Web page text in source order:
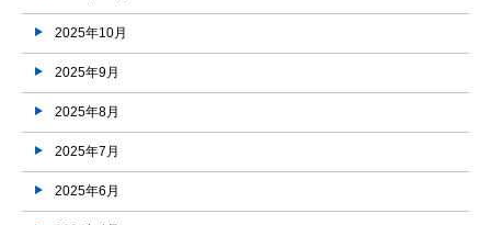
2025年10月
2025年9月
2025年8月
2025年7月
2025年6月